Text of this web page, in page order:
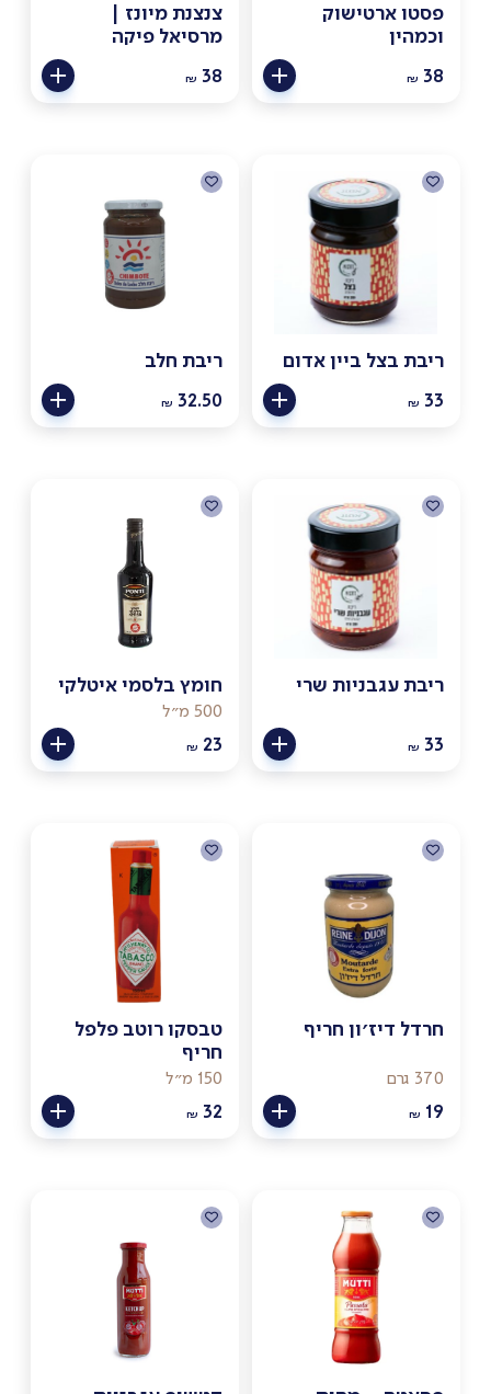
פסטו ארטישוק
וכמהין
₪ 38
צנצנת מיונז |
מרסיאל פיקה
₪ 38
ריבת בצל ביין אדום
₪ 33
ריבת חלב
₪ 32.50
ריבת עגבניות שרי
₪ 33
חומץ בלסמי איטלקי
500 מ״ל
₪ 23
חרדל דיז׳ון חריף
370 גרם
₪ 19
טבסקו רוטב פלפל
חריף
150 מ״ל
₪ 32